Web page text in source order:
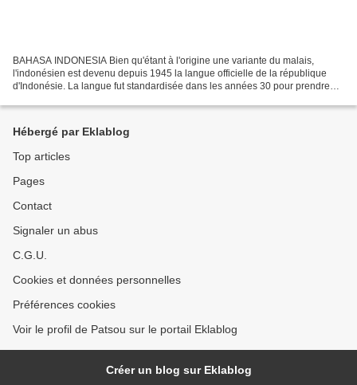
BAHASA INDONESIA Bien qu'étant à l'origine une variante du malais,
l'indonésien est devenu depuis 1945 la langue officielle de la république
d'Indonésie. La langue fut standardisée dans les années 30 pour prendre
Hébergé par Eklablog
Top articles
Pages
Contact
Signaler un abus
C.G.U.
Cookies et données personnelles
Préférences cookies
Voir le profil de Patsou sur le portail Eklablog
Créer un blog sur Eklablog